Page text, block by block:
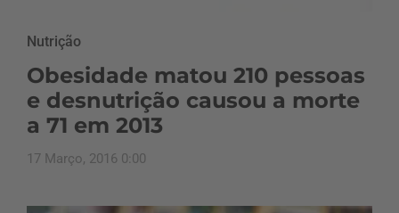
Nutrição
Obesidade matou 210 pessoas
e desnutrição causou a morte
a 71 em 2013
17 Março, 2016 0:00